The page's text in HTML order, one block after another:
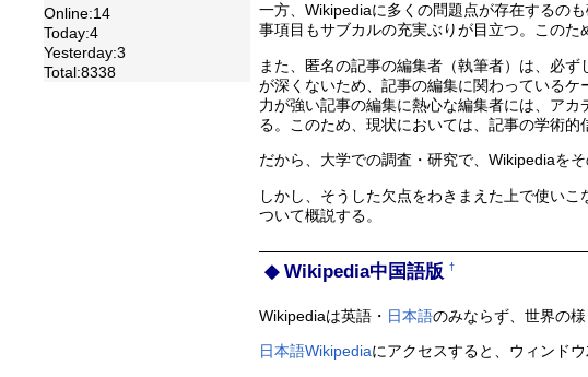
一方、Wikipediaに多くの問題点が存在するのも
事項目もサブカルの充実ぶりが目立つ。このた
また、匿名の記事の編集者（執筆者）は、必
が深くないため、記事の編集に関わっている
力が強い記事の編集に熱心な編集者には、ア
る。このため、現状においては、記事の学術的
だから、大学での調査・研究で、Wikipediaを
しかし、そうした欠点をわきまえた上で使い
ついて概説する。
Wikipedia中国語版 †
Wikipediaは英語・ 日本語のみならず、世界の様
日本語Wikipediaにアクセスすると、ウィンド
Online:14
Today:4
Yesterday:3
Total:8338